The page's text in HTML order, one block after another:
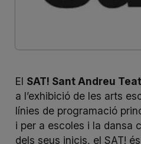
El SAT! Sant Andreu
a l’exhibició de les arts
línies de programació
i per a escoles i la dansa
dels seus inicis, el SAT!